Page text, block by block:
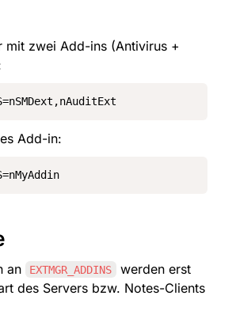
mit zwei Add-ins (Antivirus +
Add-in:
an EXTMGR_ADDINS
werden erst
des Servers bzw. Notes-Clients